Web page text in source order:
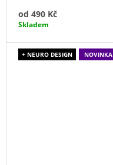
od 490 Kč
Skladem
+ NEURO DESIGN NOVINKA